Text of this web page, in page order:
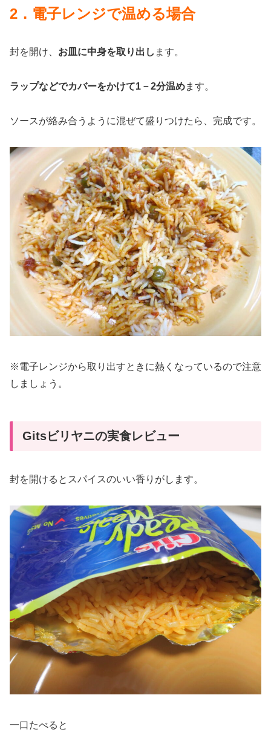
2．電子レンジで温める場合
封を開け、 お皿に中身を取り出し ます。
ラップなどでカバーをかけて1－2分温めます。
ソースが絡み合うように混ぜて盛りつけたら、完成です。
※電子レンジから取り出すときに熱くなっているので注意
しましょう。
Gitsビリヤニの実食レビュー
封を開けるとスパイスのいい香りがします。
一口たべると